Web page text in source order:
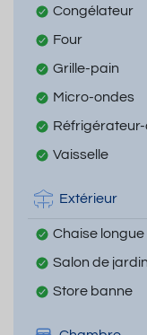
Congélateur
Four
Grille-pain
Micro-ondes
Vaisselle
Extérieur
Chaise longue
Salon de jardin
Store banne